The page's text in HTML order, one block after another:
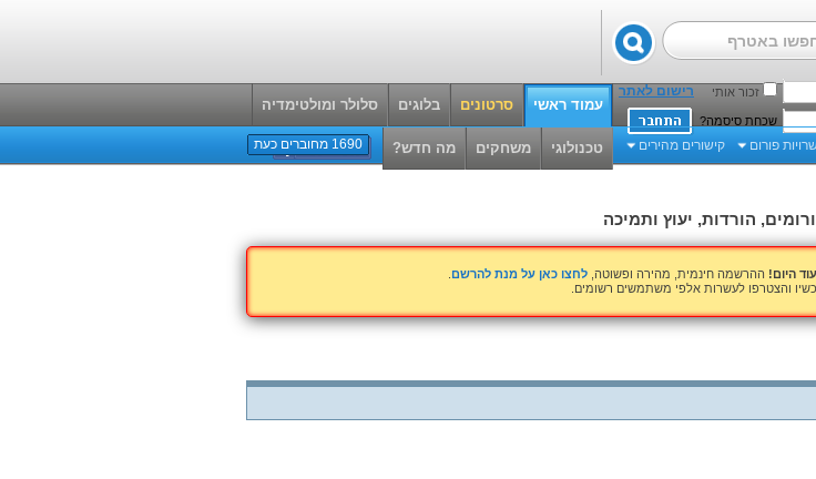
זכור אותי
רישום לאתר
שכחת סיסמה?
עמוד ראשי
פורום קישורים מהירים
סרטונים בלוגים סלולר ומולטימדיה
טכנולוגי משחקים מה חדש? 1690 מחוברים כעת
הורדות, יעוץ ותמיכה
היום! ההרשמה חינמית, מהירה ופשוטה, לחצו כאן על מנת להרשם
והצטרפו לעשרות אלפי משתמשים רשומים.